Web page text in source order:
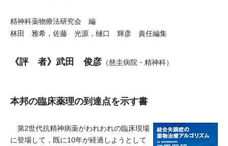
精神科薬物療法研究会 編
林田 雅希，佐藤 光源，樋口 輝彦 責任編集
《評 者》武田 俊彦 （慈圭病院・精神科）
本邦の臨床薬理の到達点を示す書
第2世代抗精神病薬がわれわれの臨床現場
に登場して，既に10年が経過しようとして